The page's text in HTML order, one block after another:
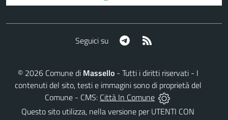
Seguici su Telegram
© 2026Comune di Massello- Tutti i diritti riservati - I
contenuti del sito, testi e immagini sono di proprietà del
Comune - CMS: Città In Comune
Questo sito utilizza, nella versione per UTENTI CON